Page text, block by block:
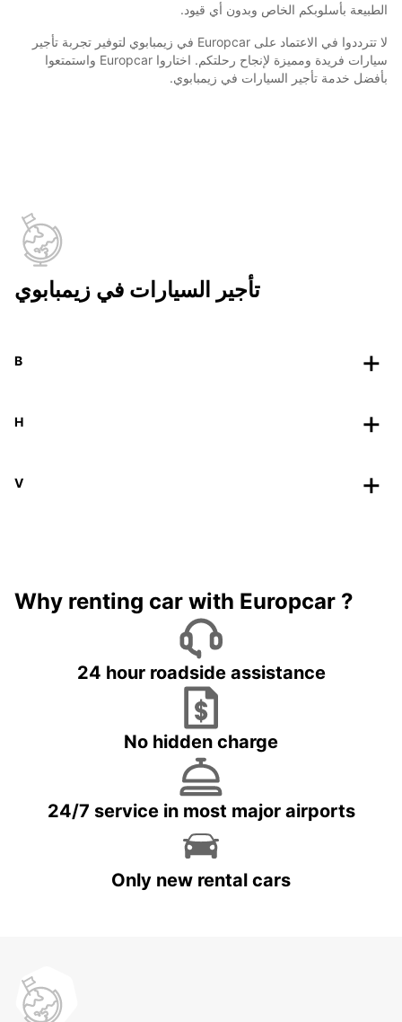
الطبيعة بأسلوبكم الخاص وبدون أي قيود.
لا تترددوا في الاعتماد على Europcar في زيمبابوي لتوفير تجربة تأجير
سيارات فريدة ومميزة لإنجاح رحلتكم. اختاروا Europcar واستمتعوا
بأفضل خدمة تأجير السيارات في زيمبابوي.
تأجير السيارات في زيمبابوي
B
H
V
Why renting car with Europcar ?
24 hour roadside assistance
No hidden charge
24/7 service in most major airports
Only new rental cars